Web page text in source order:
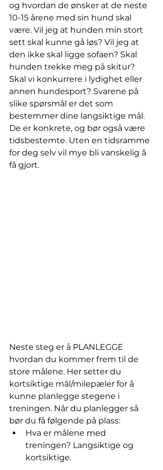
og hvordan de ønsker at de neste
10-15 årene med sin hund skal
være. Vil jeg at hunden min stort
sett skal kunne gå løs? Vil jeg at
den ikke skal ligge sofaen? Skal
hunden trekke meg på skitur?
Skal vi konkurrere i lydighet eller
annen hundesport? Svarene på
slike spørsmål er det som
bestemmer dine langsiktige mål.
De er konkrete, og bør også være
tidsbestemte. Uten en tidsramme
for deg selv vil mye bli vanskelig å
få gjort.
Neste steg er å PLANLEGGE
hvordan du kommer frem til de
store målene. Her setter du
kortsiktige mål/milepæler for å
kunne planlegge stegene i
treningen. Når du planlegger så
bør du få følgende på plass:
Hva er målene med
treningen? Langsiktige og
kortsiktige.